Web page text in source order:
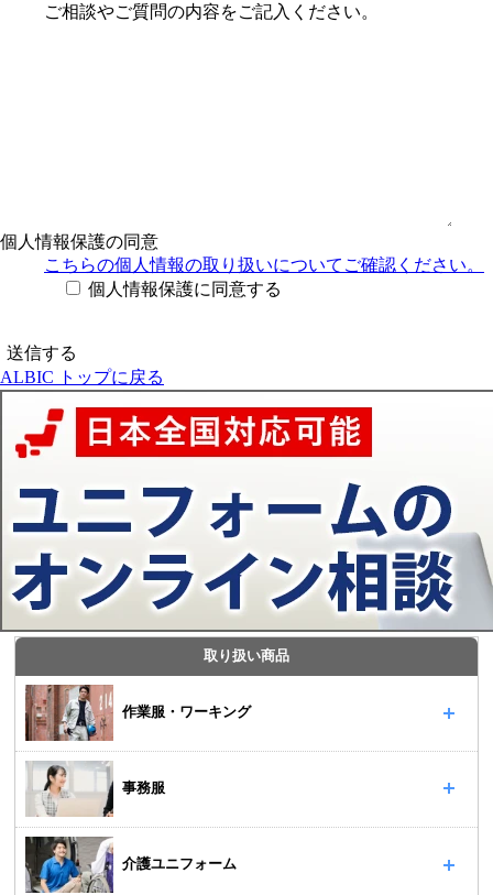
ご相談やご質問の内容をご記入ください。
個人情報保護の同意
こちらの個人情報の取り扱いについてご確認ください。
個人情報保護に同意する
ALBIC トップに戻る
取り扱い商品
作業服・ワーキング
事務服
介護ユニフォーム